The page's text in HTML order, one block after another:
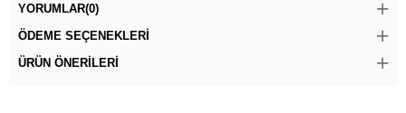
YORUMLAR(0)
ÖDEME SEÇENEKLERI
ÜRÜN ÖNERILERI